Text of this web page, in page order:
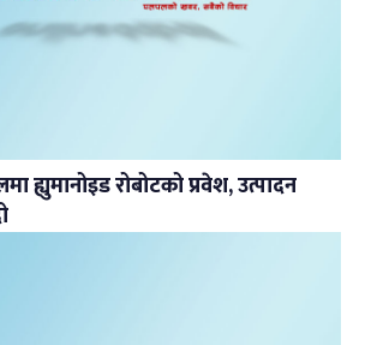
ह्युमानोइड रोबोटको प्रवेश, उत्पादन